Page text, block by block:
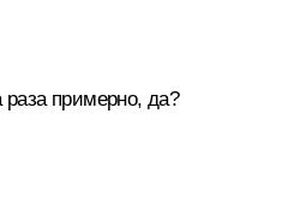
раза примерно, да?